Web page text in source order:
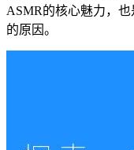
ASMR的核心魅力，
的原因。